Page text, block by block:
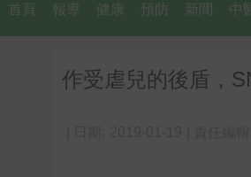
首頁 報導 健康 預防 新聞 中
作受虐兒的後盾，